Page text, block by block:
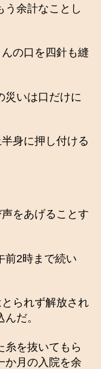
う余計なことし
の口を四針も縫
災いは口だけに
身に押し付ける
をあげることす
前2時まで続い
られず解放され
だ。
糸を抜いてもら
か月の入院を余